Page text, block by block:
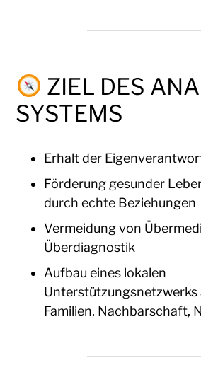
ZIEL DES
SYSTEMS
Erhalt der
Förderung gesunder
durch echte Beziehungen
Vermeidung von
Überdiagnostik
Aufbau eines lokalen
Unterstützungsnetzwerks
Familien, Nachbarschaft,